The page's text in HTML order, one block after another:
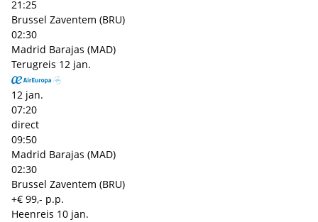
21:25
Brussel Zaventem (BRU)
02:30
Madrid Barajas (MAD)
Terugreis 12 jan.
12 jan.
07:20
direct
09:50
Madrid Barajas (MAD)
02:30
Brussel Zaventem (BRU)
+€ 99,- p.p.
Heenreis 10 jan.